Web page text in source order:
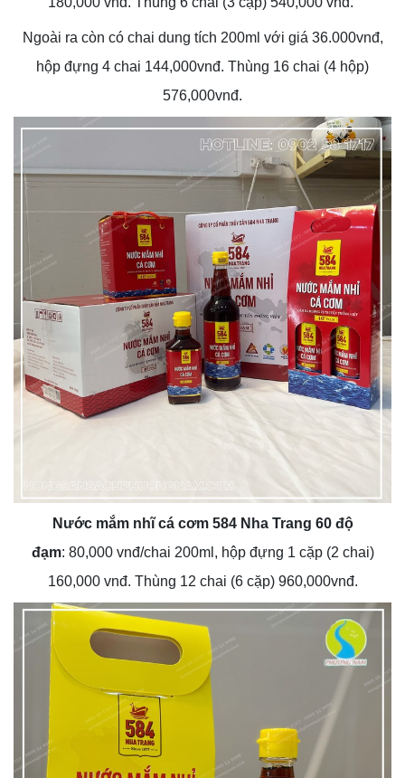
Ngoài ra còn có chai dung tích 200ml với giá 36.000vnđ,
hộp đựng 4 chai 144,000vnđ. Thùng 16 chai (4 hộp)
576,000vnđ.
Nước mắm nhĩ cá cơm 584 Nha Trang 60 độ
đạm: 80,000 vnđ/chai 200ml, hộp đựng 1 cặp (2 chai)
160,000 vnđ. Thùng 12 chai (6 cặp) 960,000vnđ.